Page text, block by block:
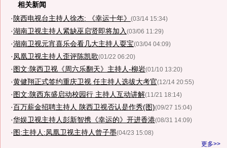
相关新闻
· 陕西电视台主持人徐杰: 《幸运十年》 (03/14 15:34)
·湖南卫视主持人紧缺巫启贤即将加入 (03/06 11:29)
·湖南卫视元宵喜乐会看几大主持人耍宝(03/04 04:09)
· 凤凰卫视主持人歪评陈凯歌(01/22 06:20)
·图文:陕西卫视《周六乐翻天》主持人-柳岩(01/10 13:20)
·黄健翔正式签约重庆卫视 任主持人选拔大考官(12/14 20:55)
·图文:陕西东盛启动校园行 主持人互动讲解(11/21 18:14)
·百万薪金招聘主持人 陕西卫视否认是作秀(图)(09/27 15:04)
·华娱卫视主持人彭新智携《幸运的》开进香港(08/31 14:09)
·图:主持人:凤凰卫视主持人曾子墨(04/23 15:08)
更多>>